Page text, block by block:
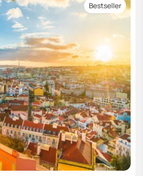
Bestseller